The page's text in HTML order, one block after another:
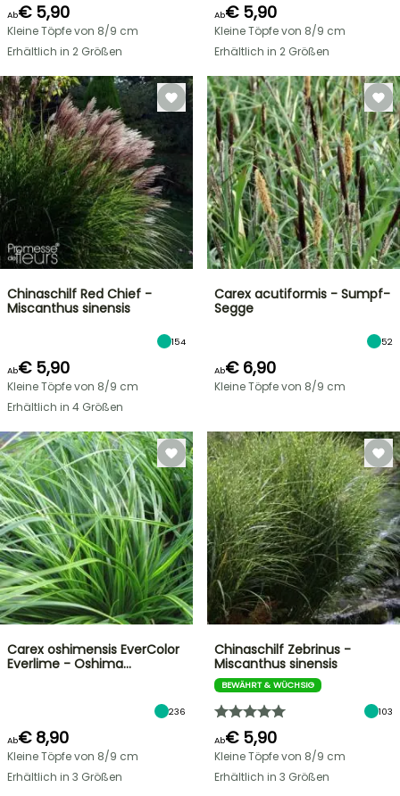
Ab€ 5,90
Kleine Töpfe von 8/9 cm
Erhältlich in 2 Größen
Ab€ 5,90
Kleine Töpfe von 8/9 cm
Erhältlich in 2 Größen
Chinaschilf Red Chief -
Miscanthus sinensis
154
Ab€ 5,90
Kleine Töpfe von 8/9 cm
Erhältlich in 4 Größen
Carex acutiformis - Sumpf-
Segge
52
Ab€ 6,90
Kleine Töpfe von 8/9 cm
Carex oshimensis EverColor
Everlime - Oshima…
236
Ab€ 8,90
Kleine Töpfe von 8/9 cm
Erhältlich in 3 Größen
Chinaschilf Zebrinus -
Miscanthus sinensis
BEWÄHRT & WÜCHSIG
103
Ab€ 5,90
Kleine Töpfe von 8/9 cm
Erhältlich in 3 Größen